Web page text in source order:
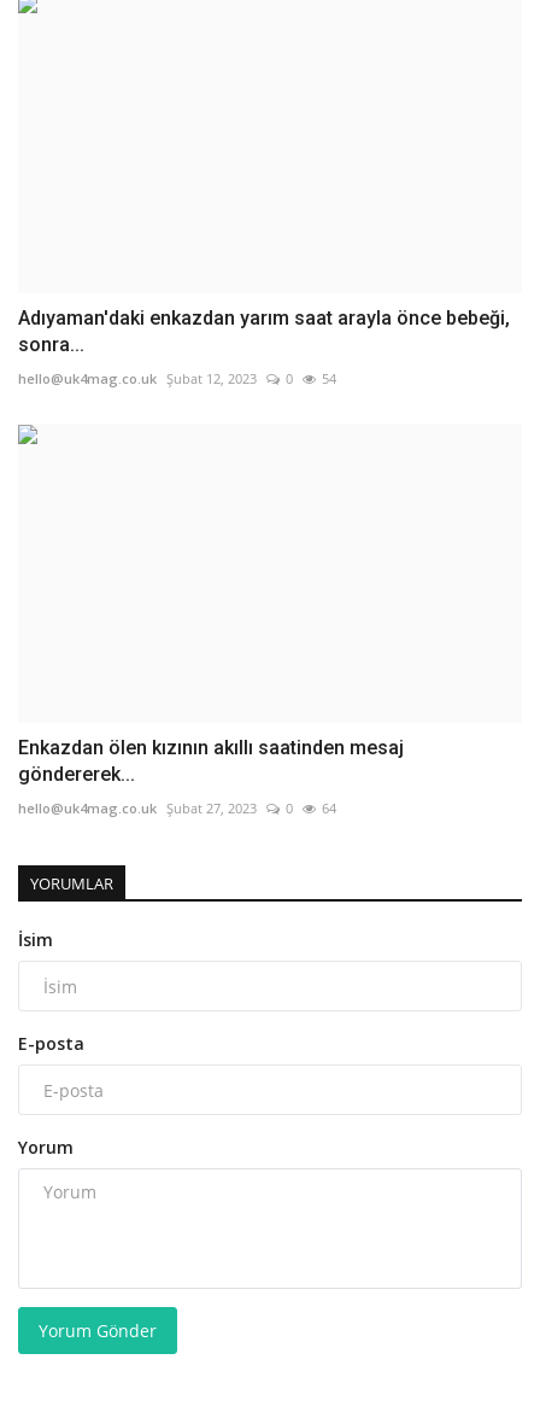
Adıyaman'daki enkazdan yarım saat arayla önce bebeği,
sonra...
hello@uk4mag.co.uk Şubat 12, 2023 0 54
Enkazdan ölen kızının akıllı saatinden mesaj
göndererek...
hello@uk4mag.co.uk Şubat 27, 2023 0 64
YORUMLAR
İsim
E-posta
Yorum
Yorum Gönder